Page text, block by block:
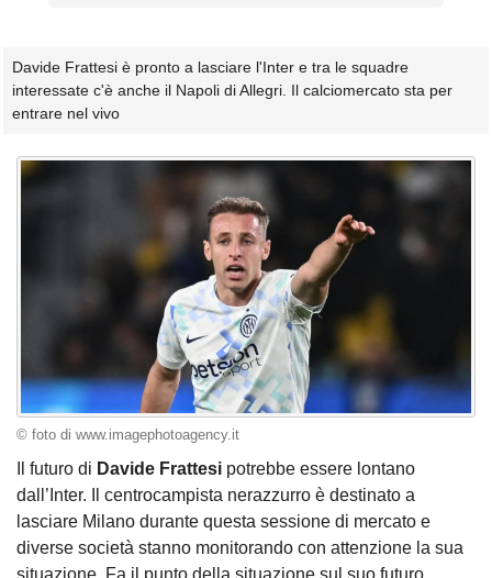
Davide Frattesi è pronto a lasciare l'Inter e tra le squadre
interessate c'è anche il Napoli di Allegri. Il calciomercato sta per
entrare nel vivo
© foto di www.imagephotoagency.it
Il futuro di Davide Frattesi potrebbe essere lontano
dall’Inter. Il centrocampista nerazzurro è destinato a
lasciare Milano durante questa sessione di mercato e
diverse società stanno monitorando con attenzione la sua